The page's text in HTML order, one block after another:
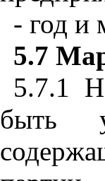
- год и
5.7
5.7.1
быть